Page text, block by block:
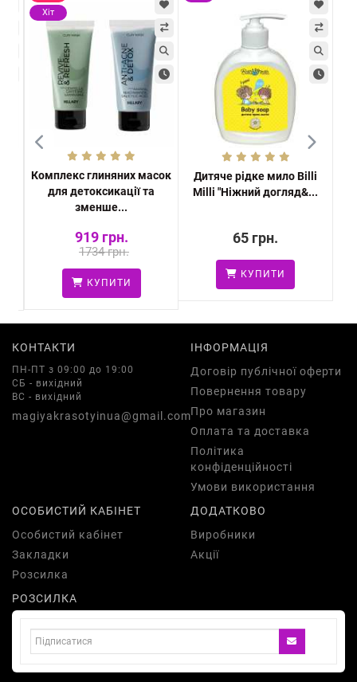
Хіт
Комплекс глиняних масок
для детоксикації та
зменше...
919 грн.
1734 грн.
КУПИТИ
Дитяче рідке мило Billi
Milli "Ніжний догляд&...
65 грн.
КУПИТИ
КОНТАКТИ
ПН-ПТ з 09:00 до 19:00
СБ - вихідний
ВС - вихідний
magiyakrasotyinua@gmail.com
ІНФОРМАЦІЯ
Договір публічної оферти
Повернення товару
Про магазин
Оплата та доставка
Політика
конфіденційності
Умови використання
ОСОБИСТИЙ КАБІНЕТ
Особистий кабінет
Закладки
Розсилка
ДОДАТКОВО
Виробники
Акції
РОЗСИЛКА